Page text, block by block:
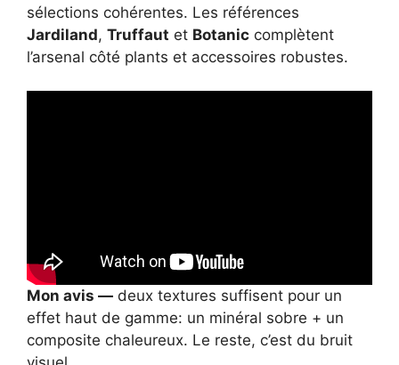
sélections cohérentes. Les références
Jardiland, Truffaut et Botanic complètent
l’arsenal côté plants et accessoires robustes.
Mon avis — deux textures suffisent pour un
effet haut de gamme: un minéral sobre + un
composite chaleureux. Le reste, c’est du bruit